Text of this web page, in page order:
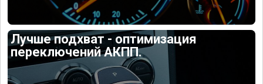
Лучше подхват - оптимизация
переключений АКПП.